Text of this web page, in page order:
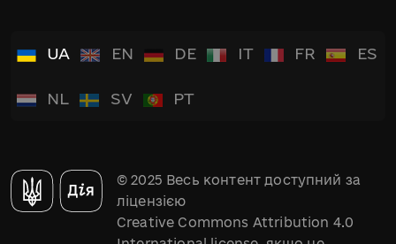
UA EN DE IT FR ES
NL SV PT
© 2025 Весь контент доступний за
ліцензією
Creative Commons Attribution 4.0